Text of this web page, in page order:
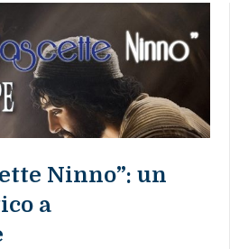
Ninno”: un
a